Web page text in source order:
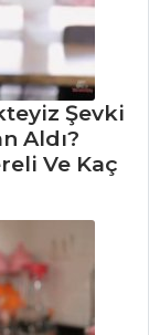
Şevki
Aldı?
Ve Kaç